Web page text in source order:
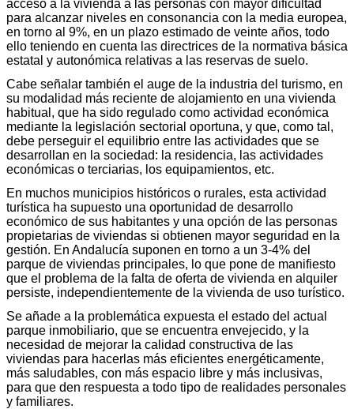
acceso a la vivienda a las personas con mayor dificultad
para alcanzar niveles en consonancia con la media europea,
en torno al 9%, en un plazo estimado de veinte años, todo
ello teniendo en cuenta las directrices de la normativa básica
estatal y autonómica relativas a las reservas de suelo.
Cabe señalar también el auge de la industria del turismo, en
su modalidad más reciente de alojamiento en una vivienda
habitual, que ha sido regulado como actividad económica
mediante la legislación sectorial oportuna, y que, como tal,
debe perseguir el equilibrio entre las actividades que se
desarrollan en la sociedad: la residencia, las actividades
económicas o terciarias, los equipamientos, etc.
En muchos municipios históricos o rurales, esta actividad
turística ha supuesto una oportunidad de desarrollo
económico de sus habitantes y una opción de las personas
propietarias de viviendas si obtienen mayor seguridad en la
gestión. En Andalucía suponen en torno a un 3-4% del
parque de viviendas principales, lo que pone de manifiesto
que el problema de la falta de oferta de vivienda en alquiler
persiste, independientemente de la vivienda de uso turístico.
Se añade a la problemática expuesta el estado del actual
parque inmobiliario, que se encuentra envejecido, y la
necesidad de mejorar la calidad constructiva de las
viviendas para hacerlas más eficientes energéticamente,
más saludables, con más espacio libre y más inclusivas,
para que den respuesta a todo tipo de realidades personales
y familiares.